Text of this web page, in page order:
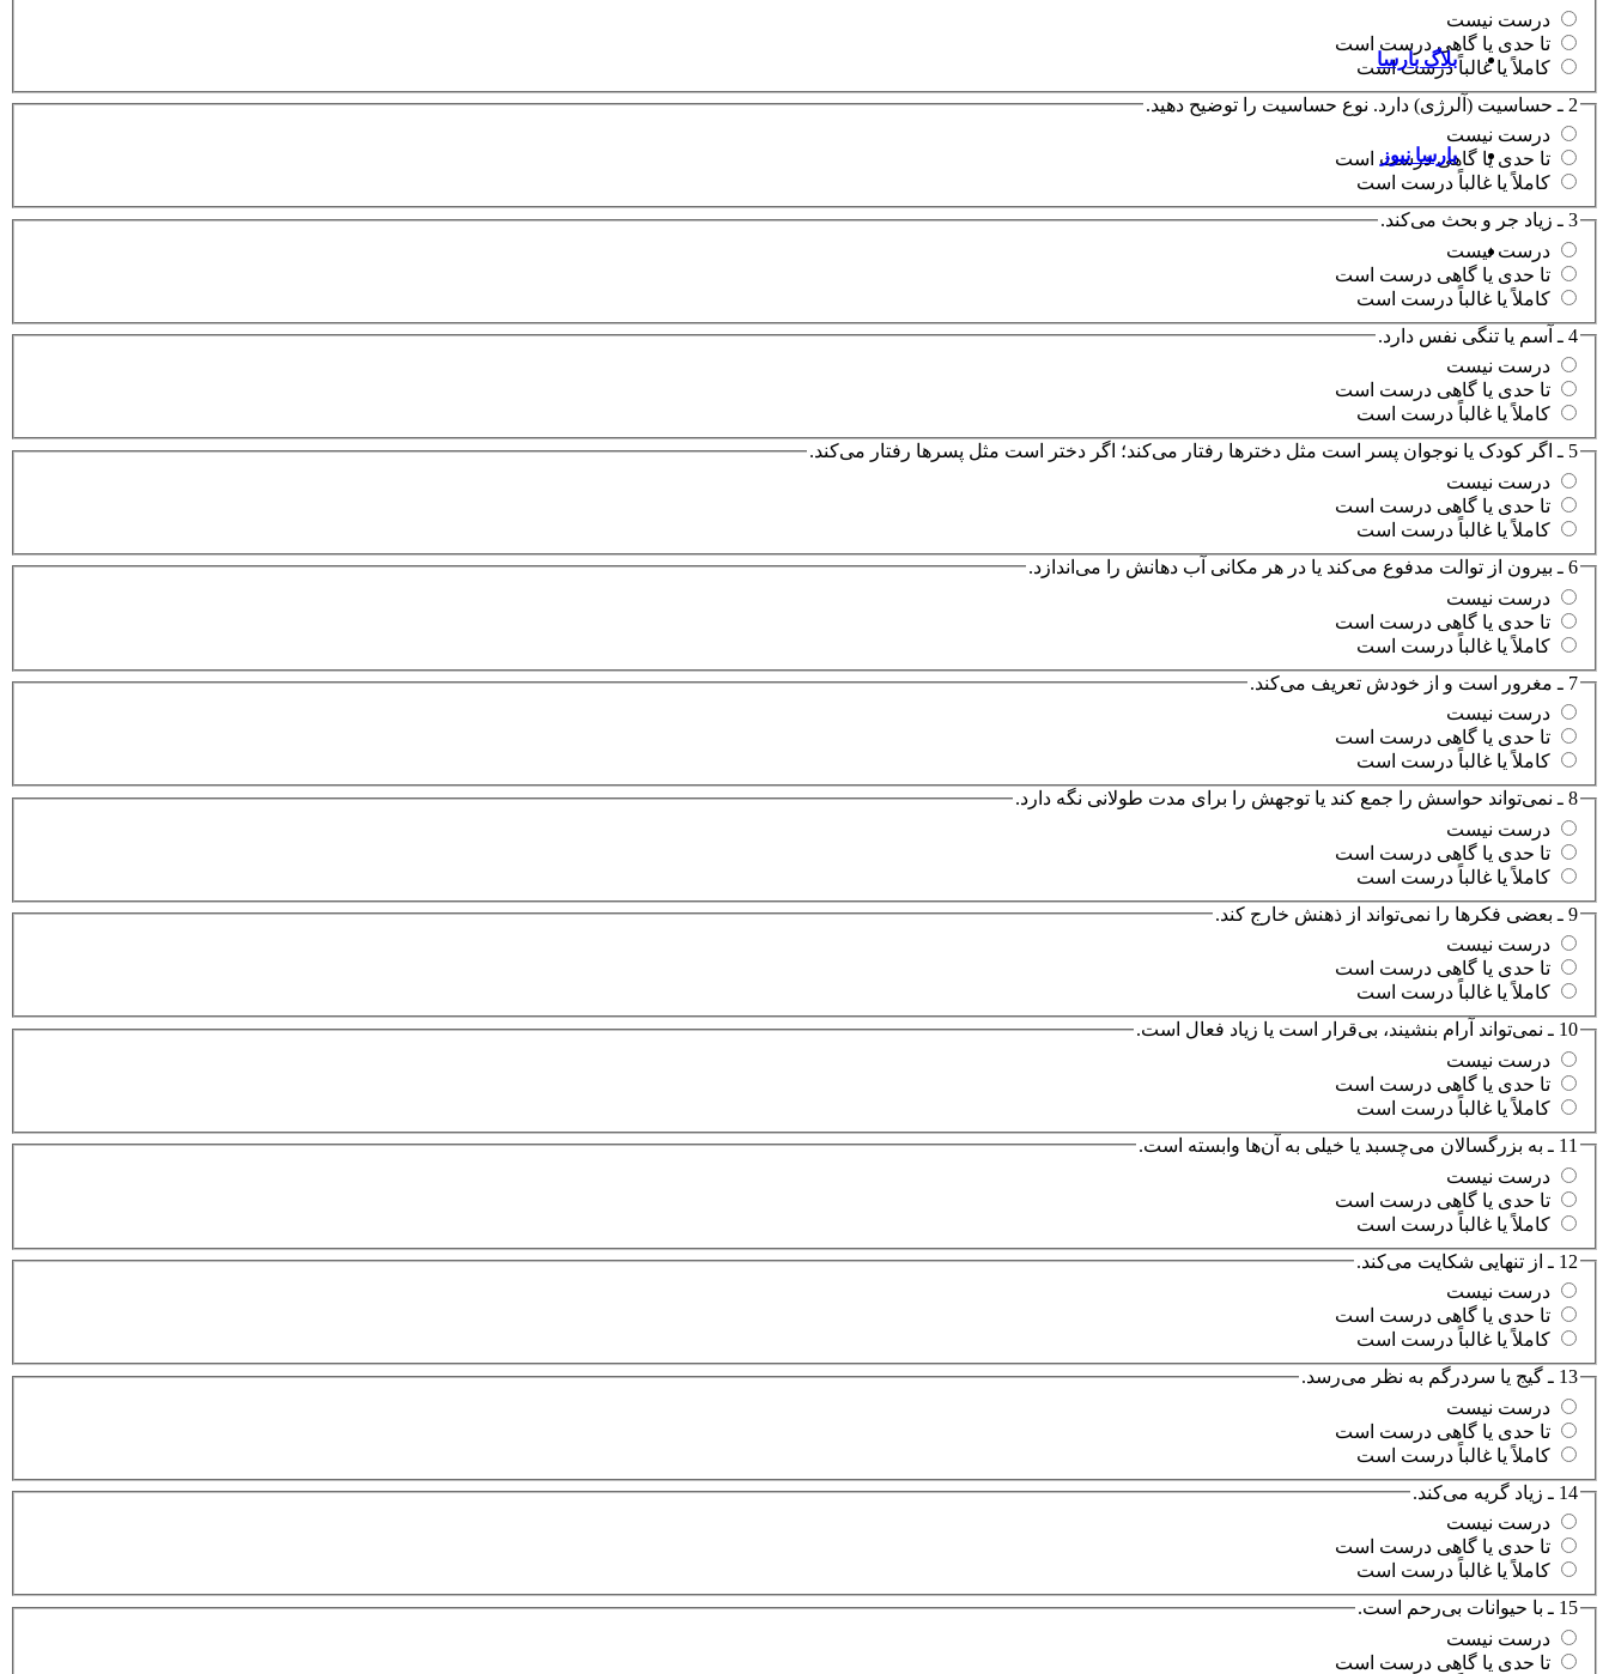
بلاگ بارسا
بارسا نیوز
درست نیست
تا حدی یا گاهی درست است
کاملاً یا غالباً درست است
2 ـ حساسیت (آلرژی) دارد. نوع حساسیت را توضیح دهید.
درست نیست
تا حدی یا گاهی درست است
کاملاً یا غالباً درست است
3 ـ زیاد جر و بحث می‌کند.
درست نیست
تا حدی یا گاهی درست است
کاملاً یا غالباً درست است
4 ـ آسم یا تنگی نفس دارد.
درست نیست
تا حدی یا گاهی درست است
کاملاً یا غالباً درست است
5 ـ اگر کودک یا نوجوان پسر است مثل دخترها رفتار می‌کند؛ اگر دختر است مثل پسرها رفتار می‌کند.
درست نیست
تا حدی یا گاهی درست است
کاملاً یا غالباً درست است
6 ـ بیرون از توالت مدفوع می‌کند یا در هر مکانی آب دهانش را می‌اندازد.
درست نیست
تا حدی یا گاهی درست است
کاملاً یا غالباً درست است
7 ـ مغرور است و از خودش تعریف می‌کند.
درست نیست
تا حدی یا گاهی درست است
کاملاً یا غالباً درست است
8 ـ نمی‌تواند حواسش را جمع کند یا توجهش را برای مدت طولانی نگه دارد.
درست نیست
تا حدی یا گاهی درست است
کاملاً یا غالباً درست است
9 ـ بعضی فکرها را نمی‌تواند از ذهنش خارج کند.
درست نیست
تا حدی یا گاهی درست است
کاملاً یا غالباً درست است
10 ـ نمی‌تواند آرام بنشیند، بی‌قرار است یا زیاد فعال است.
درست نیست
تا حدی یا گاهی درست است
کاملاً یا غالباً درست است
11 ـ به بزرگسالان می‌چسبد یا خیلی به آن‌ها وابسته است.
درست نیست
تا حدی یا گاهی درست است
کاملاً یا غالباً درست است
12 ـ از تنهایی شکایت می‌کند.
درست نیست
تا حدی یا گاهی درست است
کاملاً یا غالباً درست است
13 ـ گیج یا سردرگم به نظر می‌رسد.
درست نیست
تا حدی یا گاهی درست است
کاملاً یا غالباً درست است
14 ـ زیاد گریه می‌کند.
درست نیست
تا حدی یا گاهی درست است
کاملاً یا غالباً درست است
15 ـ با حیوانات بی‌رحم است.
درست نیست
تا حدی یا گاهی درست است